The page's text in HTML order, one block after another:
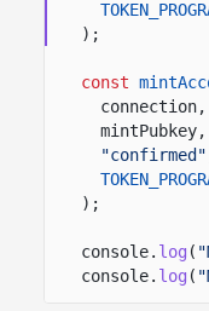
);
const
connection,
mintPubkey,
"confirmed"
);
console. log (
console. log (